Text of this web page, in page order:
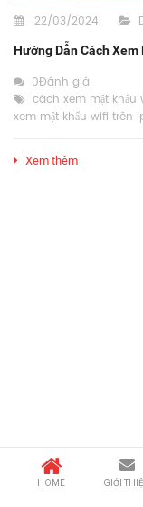
22/03/2024
Hướng Dẫn Cách
0Đánh giá
cách xem mật
xem mật khẩu wifi trên
Xem thêm
HOME GIỚI